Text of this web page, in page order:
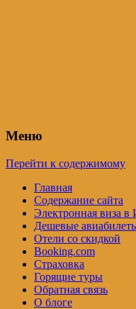
Меню
Перейти к содержимому
Главная
Содержание сайта
Электронная виза
Дешевые
Отели со скидкой
Booking.com
Страховка
Горящие туры
Обратная связь
О блоге